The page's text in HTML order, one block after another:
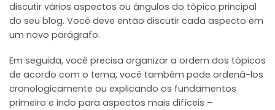
discutir vários aspectos ou ângulos do tópico principal
do seu blog. Você deve então discutir cada aspecto em
um novo parágrafo.
Em seguida, você precisa organizar a ordem dos tópicos
de acordo com o tema, você também pode ordená-los
cronologicamente ou explicando os fundamentos
primeiro e indo para aspectos mais difíceis –